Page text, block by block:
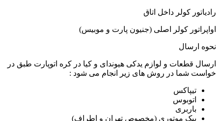
رادیاتور کولر داخل اتاق
اواپراتور کولر اصلی (جنیون پارت و موبیس)
نحوه ارسال
ارسال قطعات و لوازم یدکی هیوندای و کیا در کره اتوپارت طبق در
خواست شما در روش های زیر انجام می شود :
تیپاکس
اتوبوس
باربری
پیک موتوری (مخصوص تهران و اطراف)